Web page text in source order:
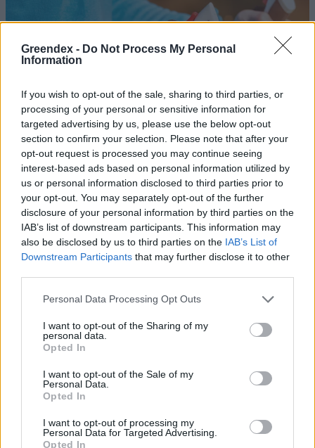
Greendex - Do Not Process My Personal
Information
If you wish to opt-out of the sale, sharing to third parties, or
processing of your personal or sensitive information for
targeted advertising by us, please use the below opt-out
section to confirm your selection. Please note that after your
opt-out request is processed you may continue seeing
interest-based ads based on personal information utilized by
us or personal information disclosed to third parties prior to
your opt-out. You may separately opt-out of the further
disclosure of your personal information by third parties on the
IAB’s list of downstream participants. This information may
also be disclosed by us to third parties on the IAB’s List of
Downstream Participants that may further disclose it to other
Personal Data Processing Opt Outs
I want to opt-out of the Sharing of my
personal data.
Opted In
I want to opt-out of the Sale of my
Personal Data.
Opted In
I want to opt-out of processing my
Personal Data for Targeted Advertising.
Opted In
Ezt a sportot próbáld ki, ha már
unod a sétát, de a kocogás nem a
te műfajod!
Tóth Menyhért
Hány lépés sétára van tőlünk az
egészség?
Greendex szemle
Greendex szemle